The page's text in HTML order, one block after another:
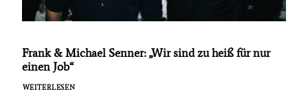
Frank & Michael Senner: „Wir sind zu heiß für nur
einen Job“
WEITERLESEN